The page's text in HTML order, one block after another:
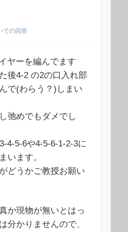
ての回答
ヤーを編んでます
後4-2 の2の口入れ部
で(わらう？)しまい
弛めでもダメでし
4-5-6や4-5-6-1-2-3に
います。
どうかご教授お願い
か現物が無いとはっ
分かりませんので、